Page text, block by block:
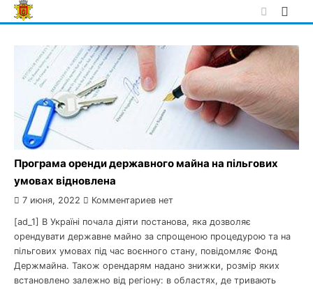
Skip
to
Програма оренди державного майна на пільгових
умовах відновлена
7 июня, 2022 Комментариев нет
[ad_1] В Україні почала діяти постанова, яка дозволяє
орендувати державне майно за спрощеною процедурою та на
пільгових умовах під час воєнного стану, повідомляє Фонд
Держмайна. Також орендарям надано знижки, розмір яких
встановлено залежно від регіону: в областях, де тривають